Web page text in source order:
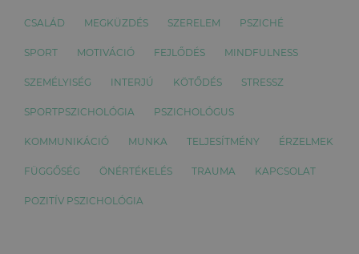
CSALÁD MEGKÜZDÉS SZERELEM PSZICHÉ
SPORT MOTIVÁCIÓ FEJLŐDÉS MINDFULNESS
SZEMÉLYISÉG INTERJÚ KÖTŐDÉS STRESSZ
SPORTPSZICHOLÓGIA PSZICHOLÓGUS
KOMMUNIKÁCIÓ MUNKA TELJESÍTMÉNY ÉRZELMEK
FÜGGŐSÉG ÖNÉRTÉKELÉS TRAUMA KAPCSOLAT
POZITÍV PSZICHOLÓGIA